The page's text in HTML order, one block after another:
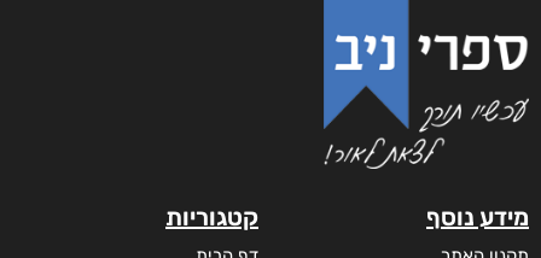
מידע נוסף קטגוריות